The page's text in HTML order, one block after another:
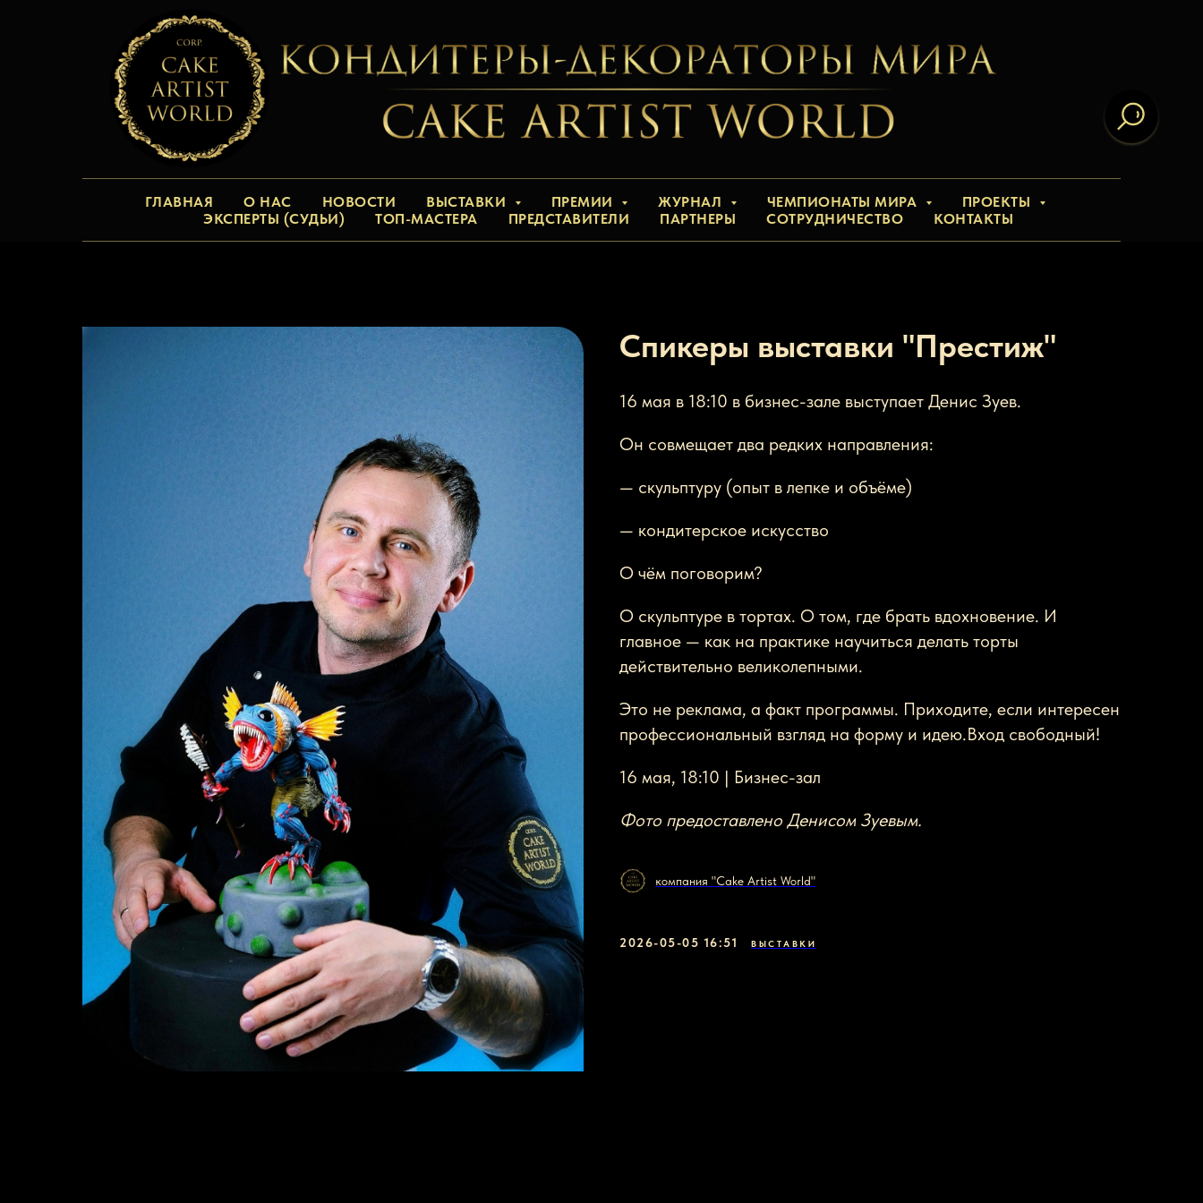
ГЛАВНАЯ О НАС НОВОСТИ ВЫСТАВКИ ПРЕМИИ ЖУРНАЛ ЧЕМПИОНАТЫ МИРА
ПРОЕКТЫ
ЭКСПЕРТЫ (СУДЬИ)
ТОП-МАСТЕРА ПРЕДСТАВИТЕЛИ ПАРТНЕРЫ СОТРУДНИЧЕСТВО КОНТАКТЫ
Спикеры выставки "Престиж"
16 мая в 18:10 в бизнес-зале выступает Денис Зуев.
Он совмещает два редких направления:
— скульптуру (опыт в лепке и объёме)
— кондитерское искусство
О чём поговорим?
О скульптуре в тортах. О том, где брать вдохновение. И
главное — как на практике научиться делать торты
действительно великолепными.
Это не реклама, а факт программы. Приходите, если интересен
профессиональный взгляд на форму и идею.Вход свободный!
16 мая, 18:10 | Бизнес-зал
Фото предоставлено Денисом Зуевым.
компания "Cake Artist World"
2026-05-05 16:51 ВЫСТАВКИ